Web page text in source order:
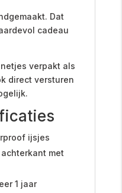
Dat
cadeau
verpakt als
direct versturen
ijsjes
met
1 jaar